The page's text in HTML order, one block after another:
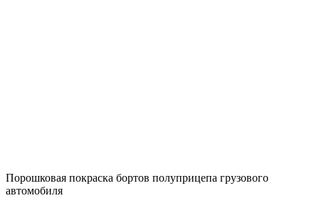
Порошковая покраска бортов полуприцепа грузового
автомобиля